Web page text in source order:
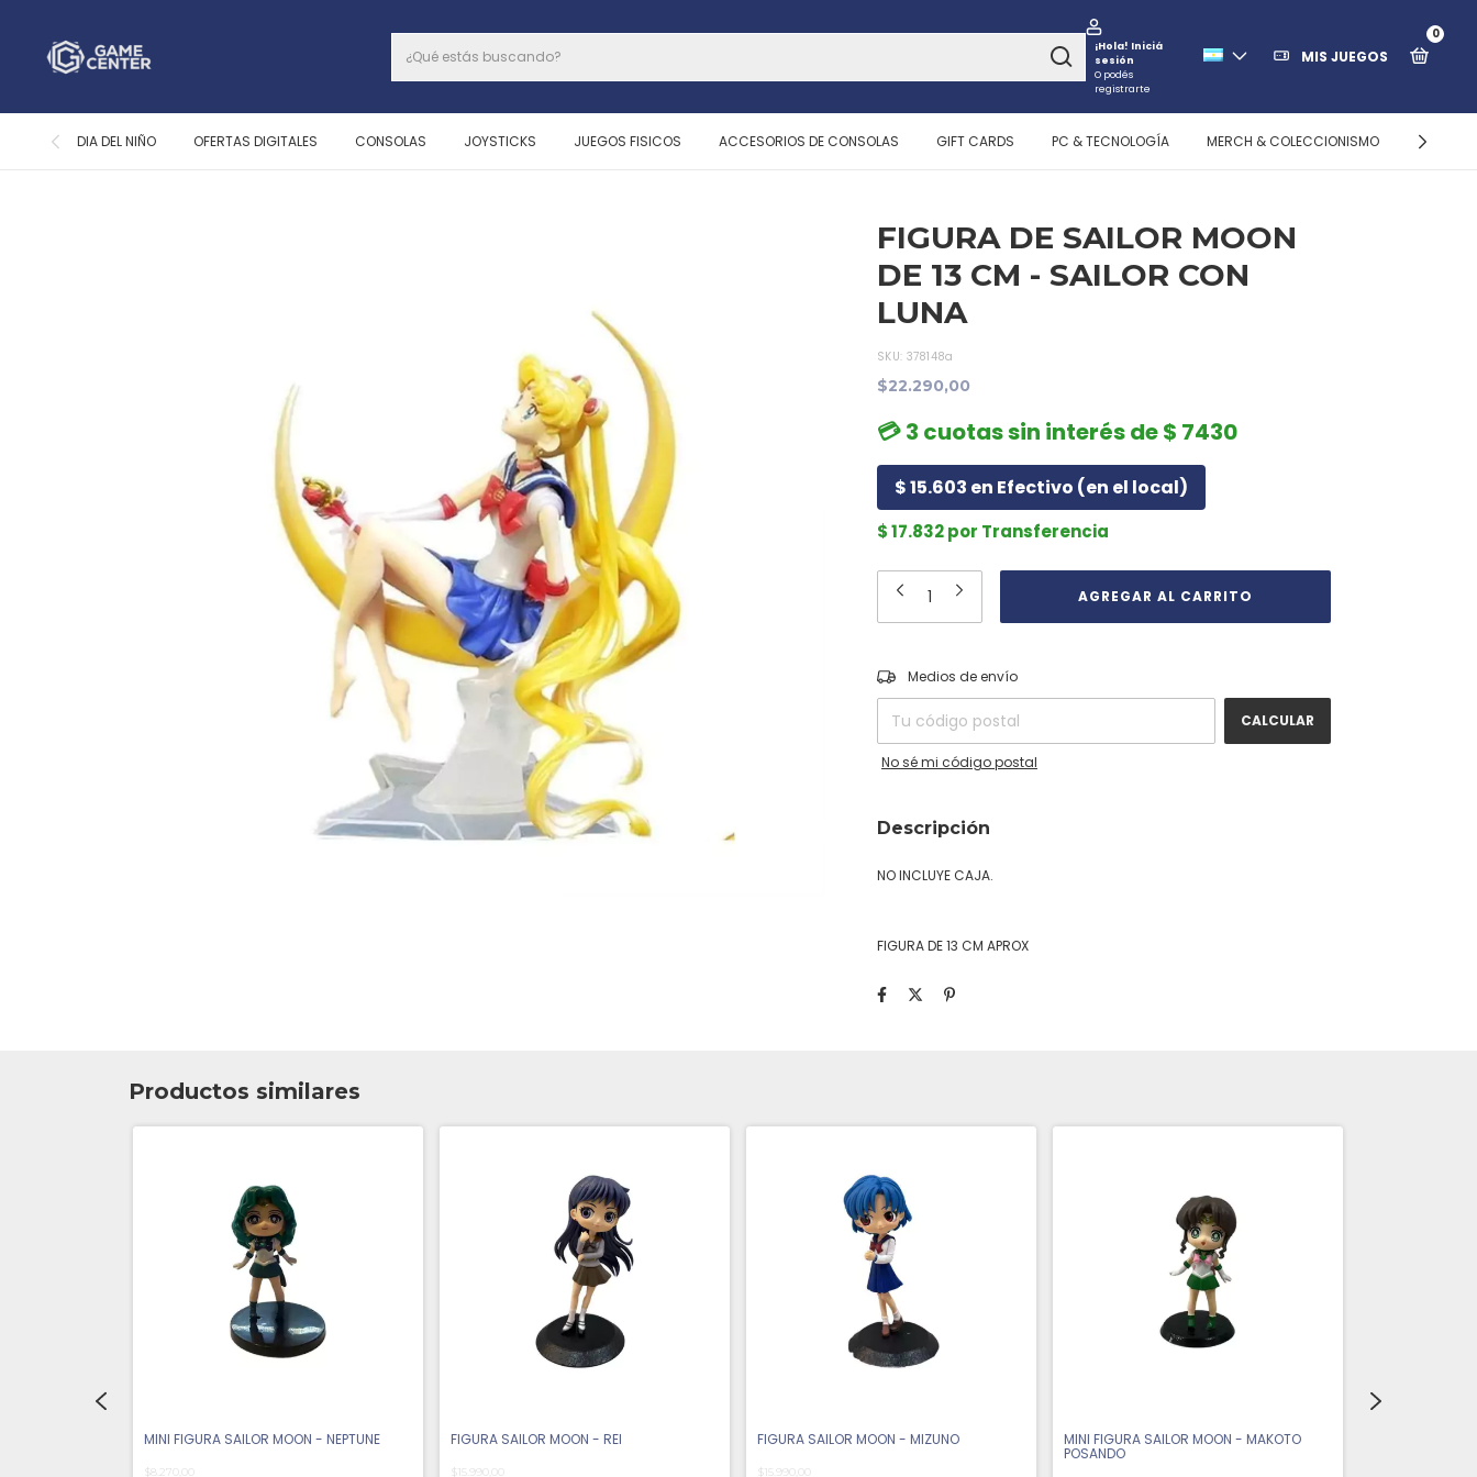
¡Hola! Iniciá
sesión
O podés
registrarte
MIS JUEGOS
0
DIA DEL NIÑO OFERTAS DIGITALES CONSOLAS JOYSTICKS JUEGOS FISICOS ACCESORIOS DE CONSOLAS GIFT CARDS PC & TECNOLOGÍA MERCH & COLECCIONISMO
FIGURA DE SAILOR MOON
DE 13 CM - SAILOR CON
LUNA
SKU: 378148a
$22.290,00
💳 3 cuotas sin interés de $ 7430
$ 15.603 en Efectivo (en el local)
$ 17.832 por Transferencia
Entregas para el CP:
Medios de envío
CALCULAR
No sé mi código postal
Descripción
NO INCLUYE CAJA.
FIGURA DE 13 CM APROX
Productos similares
MINI FIGURA SAILOR MOON - NEPTUNE
$8.270,00
FIGURA SAILOR MOON - REI
$15.990,00
FIGURA SAILOR MOON - MIZUNO
$15.990,00
MINI FIGURA SAILOR MOON - MAKOTO
POSANDO